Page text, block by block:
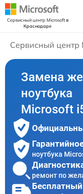
Сервисный центр Microsoftв
Краснодаре
Сервисный центр
Замена
ноутбука
Microsoft
ноутбука
ремонт по